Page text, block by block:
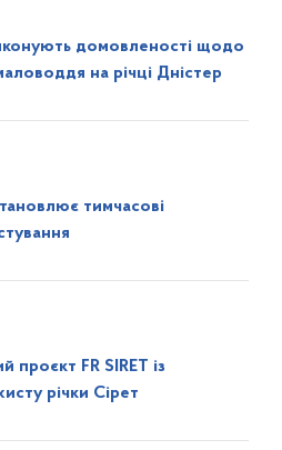
домовленості щодо
на річці Дністер
тимчасові
проєкт FR SIRET із
річки Сірет